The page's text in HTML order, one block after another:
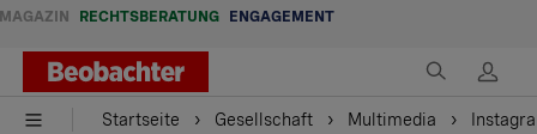
MAGAZIN RECHTSBERATUNG ENGAGEMENT
Startseite Gesellschaft Multimedia